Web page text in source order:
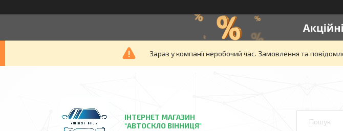
Зараз у компанії неробочий час. Замовлення та
ІНТЕРНЕТ МАГАЗИН
"АВТОСКЛО ВІННИЦЯ"